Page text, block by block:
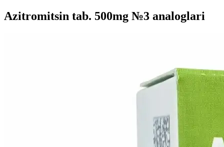
Azitromitsin tab. 500mg №3 analoglari